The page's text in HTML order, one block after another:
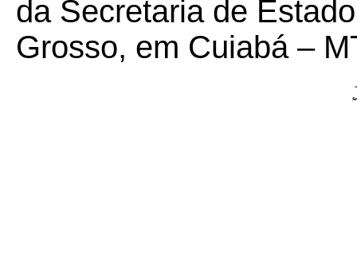
da Secretaria de
Grosso, em Cuiabá –